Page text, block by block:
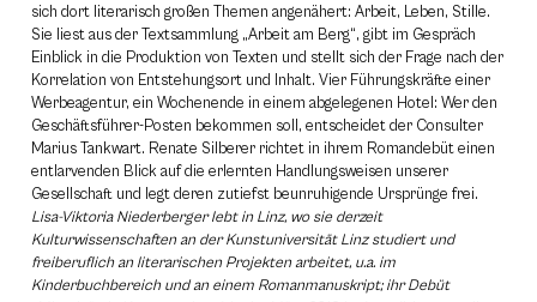
sich dort literarisch großen Themen angenähert: Arbeit, Leben, Stille.
Sie liest aus der Textsammlung „Arbeit am Berg“, gibt im Gespräch
Einblick in die Produktion von Texten und stellt sich der Frage nach der
Korrelation von Entstehungsort und Inhalt. Vier Führungskräfte einer
Werbeagentur, ein Wochenende in einem abgelegenen Hotel: Wer den
Geschäftsführer-Posten bekommen soll, entscheidet der Consulter
Marius Tankwart. Renate Silberer richtet in ihrem Romandebüt einen
entlarvenden Blick auf die erlernten Handlungsweisen unserer
Gesellschaft und legt deren zutiefst beunruhigende Ursprünge frei.
Lisa-Viktoria Niederberger lebt in Linz, wo sie derzeit
Kulturwissenschaften an der Kunstuniversität Linz studiert und
freiberuflich an literarischen Projekten arbeitet, u.a. im
Kinderbuchbereich und an einem Romanmanuskript; ihr Debüt